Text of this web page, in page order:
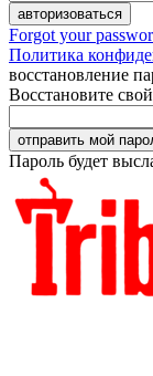
Forgot your
Политика
восстановление
Восстановите
Пароль будет